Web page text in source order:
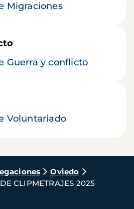
Migraciones
Guerra y conflicto
Voluntariado
Oviedo
CLIPMETRAJES 2025